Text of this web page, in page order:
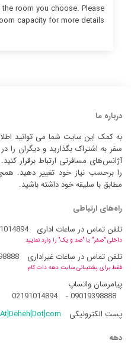
room you choose. Please
capacity for more details.
درباره ما
به کمک این سایت شما می توانید
سفر به اشتراک بگذارید و دیگران را
آژانس‌های مسافرتی ارتباط برقرار
را برحسب نیاز خود تغییر دهید.
مطابق با سلیقه خود داشته باشید.
راه‌های ارتباطی
تلفن تماس در ساعات اداری
داخلی "صفر" یا "صد و یک" را وارد نمایید
تلفن تماس در ساعات غیراداری
فقط برای پشتیبانی سایت دهه دات کام
پیامرسان واتساپ
09019398888
-
02191014894
پست الکترونیکی
دهه